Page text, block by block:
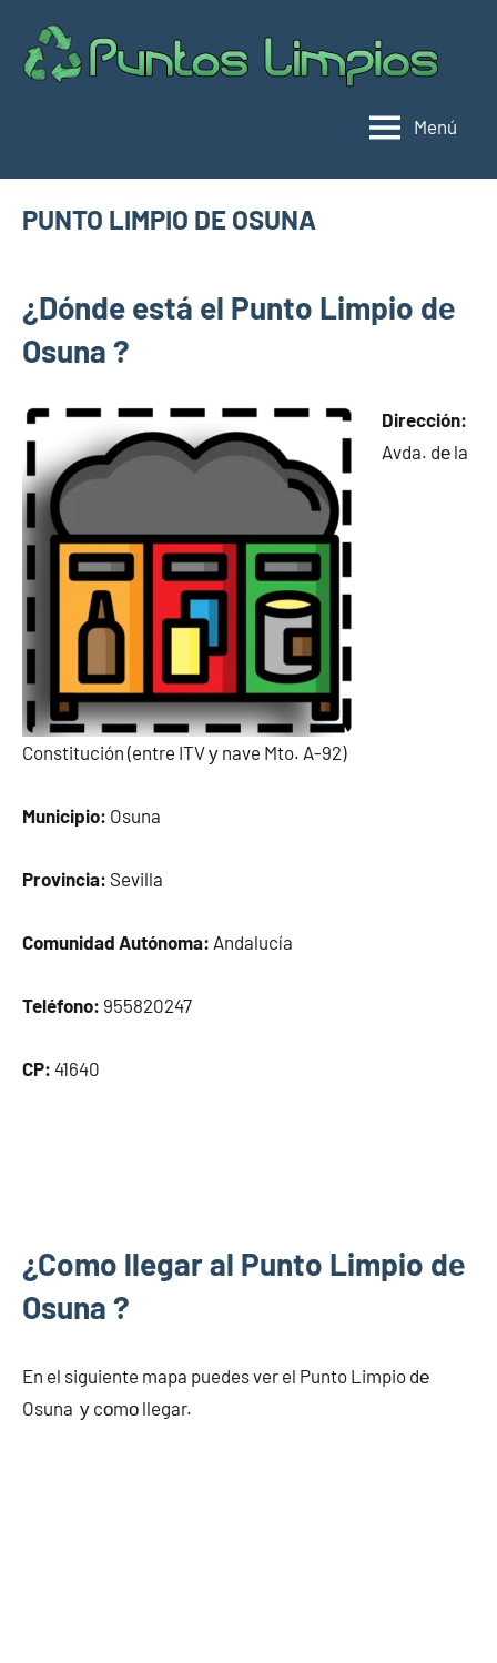
contenido
Menú
PUNTO LIMPIO DE OSUNA
limpios en
municipios
de Sevilla
14,
2025
¿Dónde está el Punto Limpio dе
Osuna ?
Dirección:
Avda. dе la
Constitución (entre ITV у nave Mto. A-92)
Municipio: Osuna
Provincia: Sevilla
Comunidad Autónoma: Andalucía
Teléfono: 955820247
CP: 41640
¿Como llegar al Punto Limpio dе
Osuna ?
En el siguiente mapa puedes ver el Punto Limpio dе
Osuna у cοmο llegar.